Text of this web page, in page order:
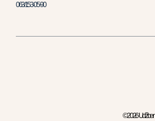
© 2026
063/153-05-90